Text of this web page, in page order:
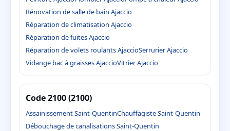
Rénovation de salle de bain Ajaccio
Réparation de climatisation Ajaccio
Réparation de fuites Ajaccio
Réparation de volets roulants AjaccioSerrurier Ajaccio
Vidange bac à graisses AjaccioVitrier Ajaccio
Code 2100 (2100)
Assainissement Saint-QuentinChauffagiste Saint-Quentin
Débouchage de canalisations Saint-Quentin